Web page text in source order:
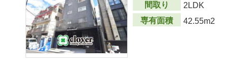
間取り
2LDK
専有面積
42.55m2